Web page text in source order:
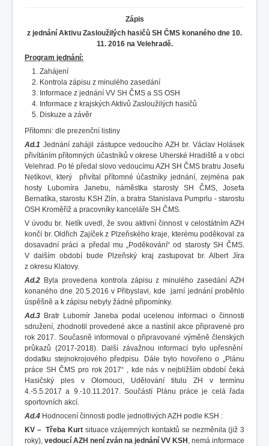
Zápis
z jednání Aktivu Zasloužilých hasičů SH ČMS konaného dne 10.
11. 2016 na Velehradě.
Program jednání:
Zahájení
Kontrola zápisu z minulého zasedání
Informace z jednání VV SH ČMS a SS OSH
Informace z krajských Aktivů Zasloužilých hasičů
Diskuze a závěr
Přítomni: dle prezenční listiny
Ad.1 Jednání zahájil zástupce vedoucího AZH br. Václav Holásek
přivítáním přítomných účastníků v okrese Uherské Hradiště a v obci
Velehrad. Po té předal slovo vedoucímu AZH SH ČMS bratru Josefu
Netíkovi, který přivítal přítomné účastníky jednání, zejména pak
hosty Lubomíra Janebu, náměstka starosty SH ČMS, Josefa
Bernatíka, starostu KSH Zlín, a bratra Stanislava Pumprlu - starostu
OSH Kroměříž a pracovníky kanceláře SH ČMS.
V úvodu br. Netík uvedl, že svou aktivní činnost v celostátním AZH
končí br. Oldřich Zajíček z Plzeňského kraje, kterému poděkoval za
dosavadní práci a předal mu „Poděkování“ od starosty SH ČMS.
V dalším období bude Plzeňský kraj zastupovat br. Albert Jíra
z okresu Klatovy.
Ad.2 Byla provedena kontrola zápisu z minulého zasedání AZH
konaného dne 20.5.2016 v Přibyslavi, kde jarní jednání proběhlo
úspěšně a k zápisu nebyly žádné připomínky.
Ad.3 Bratr Lubomír Janeba podal ucelenou informaci o činnosti
sdružení, zhodnotil provedené akce a nastínil akce připravené pro
rok 2017. Současně informoval o připravované výměně členských
průkazů (2017-2018). Další závažnou informací bylo upřesnění
dodatku stejnokrojového předpisu. Dále bylo hovořeno o „Plánu
práce SH ČMS pro rok 2017“ , kde nás v nejbližším období čeká
Hasičský ples v Olomouci, Udělování titulu ZH v termínu
4.-5.5.2017 a 9.-10.11.2017. Součástí Plánu práce je celá řada
sportovních akcí.
Ad.4 Hodnocení činnosti podle jednotlivých AZH podle KSH :
KV – Třeba Kurtsituace vzájemných kontaktů se nezměnila (již 3
roky), vedoucí AZH není zván na jednání VV KSH , nemá informace